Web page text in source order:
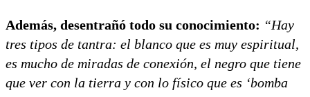
Además, desentrañó todo su conocimiento: “Hay
tres tipos de tantra: el blanco que es muy espiritual,
es mucho de miradas de conexión, el negro que tiene
que ver con la tierra y con lo físico que es ‘bomba